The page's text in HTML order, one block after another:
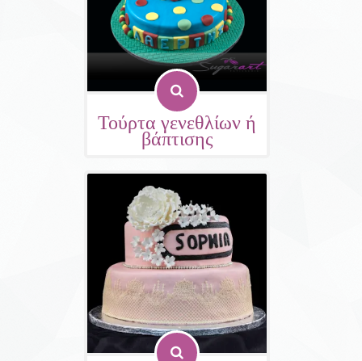
Τούρτα γενεθλίων ή
βάπτισης